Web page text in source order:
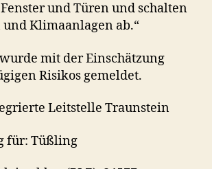
und Türen und schalten
Klimaanlagen ab.“
mit der Einschätzung
Risikos gemeldet.
Leitstelle Traunstein
für: Tüßling